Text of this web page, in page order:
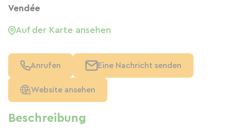
Beschreibung
Vendée
Auf der Karte ansehen
Anrufen Eine Nachricht senden
Website ansehen